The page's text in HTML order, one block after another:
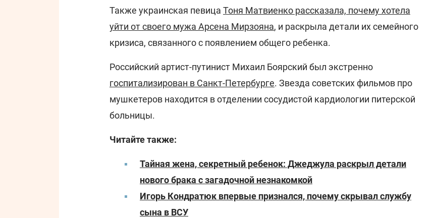
Также украинская певица Тоня Матвиенко рассказала, почему хотела
уйти от своего мужа Арсена Мирзояна, и раскрыла детали их семейного
кризиса, связанного с появлением общего ребенка.
Российский артист-путинист Михаил Боярский был экстренно
госпитализирован в Санкт-Петербурге. Звезда советских фильмов про
мушкетеров находится в отделении сосудистой кардиологии питерской
больницы.
Читайте также:
Тайная жена, секретный ребенок: Джеджула раскрыл детали
нового брака с загадочной незнакомкой
Игорь Кондратюк впервые признался, почему скрывал службу
сына в ВСУ